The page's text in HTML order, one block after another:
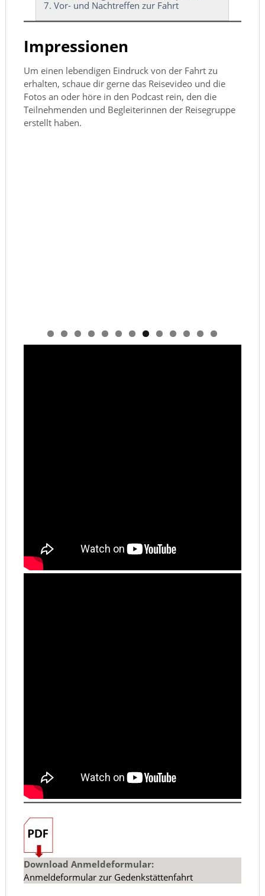
Vor- und Nachtreffen zur Fahrt
Impressionen
Um einen lebendigen Eindruck von der Fahrt zu
erhalten, schaue dir gerne das Reisevideo und die
Fotos an oder höre in den Podcast rein, den die
Teilnehmenden und Begleiterinnen der Reisegruppe
erstellt haben.
Download Anmeldeformular:
Anmeldeformular zur Gedenkstättenfahrt